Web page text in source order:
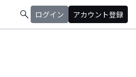
search ログイン アカウント登録